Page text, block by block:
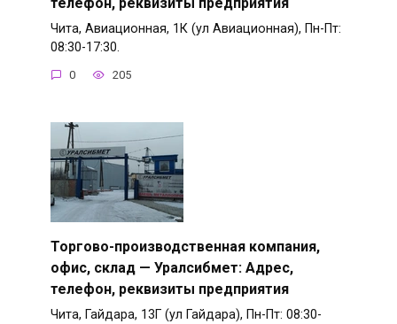
Чита, Авиационная, 1К (ул Авиационная), Пн-Пт:
08:30-17:30.
0 205
Торгово-производственная компания,
офис, склад — Уралсибмет: Адрес,
телефон, реквизиты предприятия
Чита, Гайдара, 13Г (ул Гайдара), Пн-Пт: 08:30-